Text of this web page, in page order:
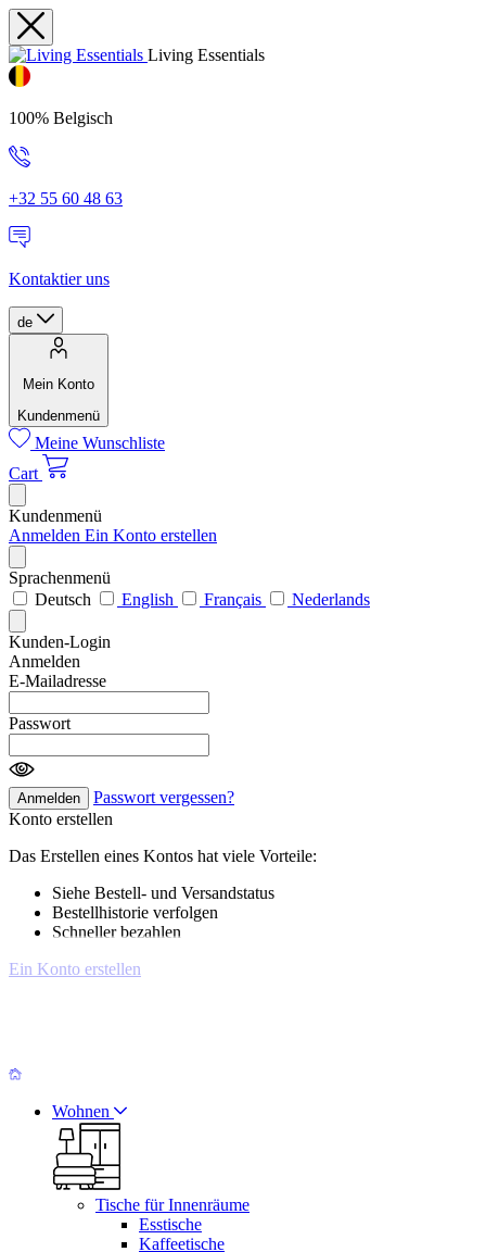
Living Essentials
100% Belgisch
+32 55 60 48 63
Kontaktier uns
de
Mein Konto
Kundenmenü
Meine Wunschliste
Cart
Kundenmenü
Anmelden Ein Konto erstellen
Sprachenmenü
Deutsch
English Français Nederlands
Kunden-Login
Anmelden
E-Mailadresse
Passwort
Anmelden
Passwort vergessen?
Konto erstellen
Das Erstellen eines Kontos hat viele Vorteile:
Siehe Bestell- und Versandstatus
Bestellhistorie verfolgen
Schneller bezahlen
Ein Konto erstellen
Wohnen
Tische für Innenräume
Esstische
Kaffeetische